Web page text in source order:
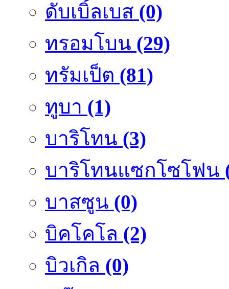
ดับเบิ้ลเบส (0)
ทรอมโบน (29)
ทรัมเป็ต (81)
ทูบา (1)
บาริโทน (3)
บาริโทนแซกโซโฟน
บาสซูน (0)
บิคโคโล (2)
บิวเกิล (0)